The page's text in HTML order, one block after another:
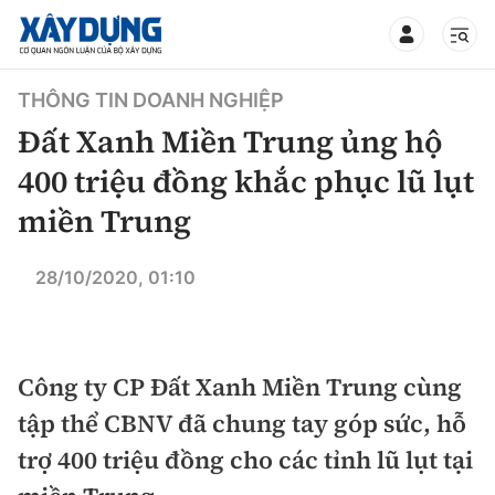
TIN BỘ XÂY DỰNG
CHUYÊN MỤC
Mới nhất
Chính trị
Xã hội
Xây dựng
Chỉ đạo điều hành
Giao thông
THÔNG TIN DOANH NGHIỆP
Đất Xanh Miền Trung ủng hộ
400 triệu đồng khắc phục lũ lụt
miền Trung
28/10/2020, 01:10
Công ty CP Đất Xanh Miền Trung cùng
tập thể CBNV đã chung tay góp sức, hỗ
trợ 400 triệu đồng cho các tỉnh lũ lụt tại